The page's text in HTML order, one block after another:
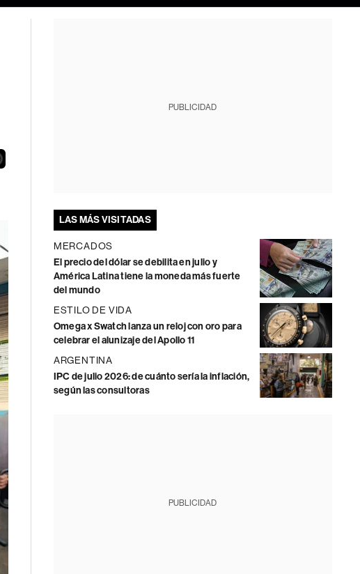
PUBLICIDAD
LAS MÁS VISITADAS
MERCADOS
El precio del dólar se debilita en julio y
América Latina tiene la moneda más fuerte
del mundo
ESTILO DE VIDA
Omega x Swatch lanza un reloj con oro para
celebrar el alunizaje del Apollo 11
ARGENTINA
IPC de julio 2026: de cuánto sería la inflación,
según las consultoras
PUBLICIDAD